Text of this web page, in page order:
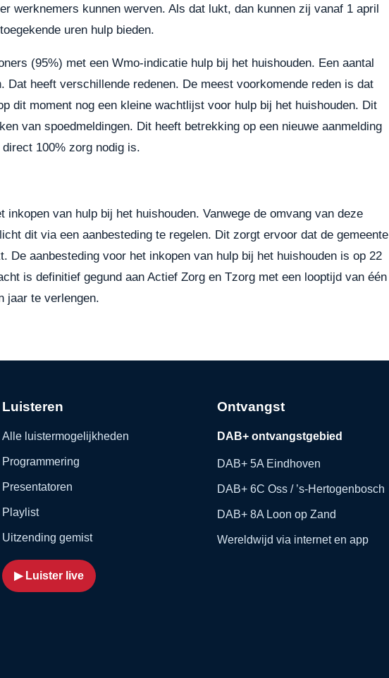
werknemers kunnen werven. Als dat lukt, dan kunnen zij vanaf 1 april
uren hulp bieden.
(95%) met een Wmo-indicatie hulp bij het huishouden. Een aantal
Dat heeft verschillende redenen. De meest voorkomende reden is dat
dit moment nog een kleine wachtlijst voor hulp bij het huishouden. Dit
van spoedmeldingen. Dit heeft betrekking op een nieuwe aanmelding
100% zorg nodig is.
van hulp bij het huishouden. Vanwege de omvang van deze
dit via een aanbesteding te regelen. Dit zorgt ervoor dat de gemeente
De aanbesteding voor het inkopen van hulp bij het huishouden is op 22
is definitief gegund aan Actief Zorg en Tzorg met een looptijd van één
jaar te verlengen.
Luisteren
Alle luistermogelijkheden
Programmering
Presentatoren
Playlist
Uitzending gemist
▶ Luister live
Ontvangst
DAB+ ontvangstgebied
DAB+ 5A Eindhoven
DAB+ 6C Oss / ’s-Hertogenbosch
DAB+ 8A Loon op Zand
Wereldwijd via internet en app